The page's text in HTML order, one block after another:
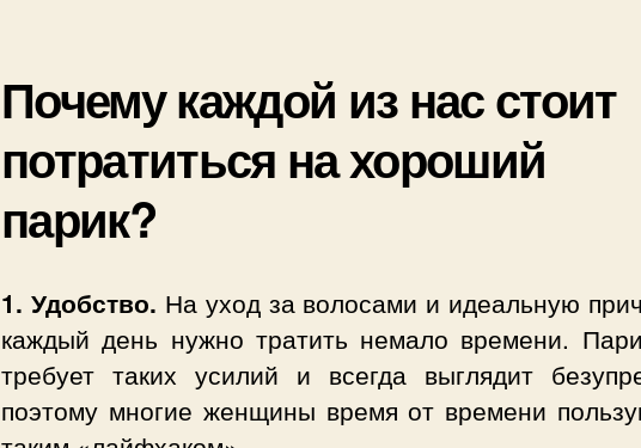
Почему каждой из нас стоит
потратиться на хороший
парик?
1. Удобство. На уход за волосами и идеальную
каждый день нужно тратить немало времени.
требует таких усилий и всегда выглядит
поэтому многие женщины время от времени